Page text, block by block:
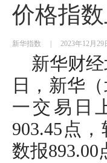
价格指
新华指数 2023年12月29
新华财
日，新华
一交易日
903.45点
数报